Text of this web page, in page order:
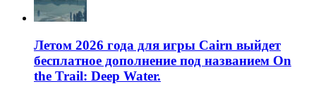
Летом 2026 года для игры Cairn выйдет
бесплатное дополнение под названием On
the Trail: Deep Water.